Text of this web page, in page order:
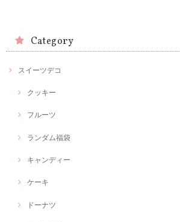
Category
スイーツデコ
クッキー
フルーツ
ランダム福袋
キャンディー
ケーキ
ドーナツ